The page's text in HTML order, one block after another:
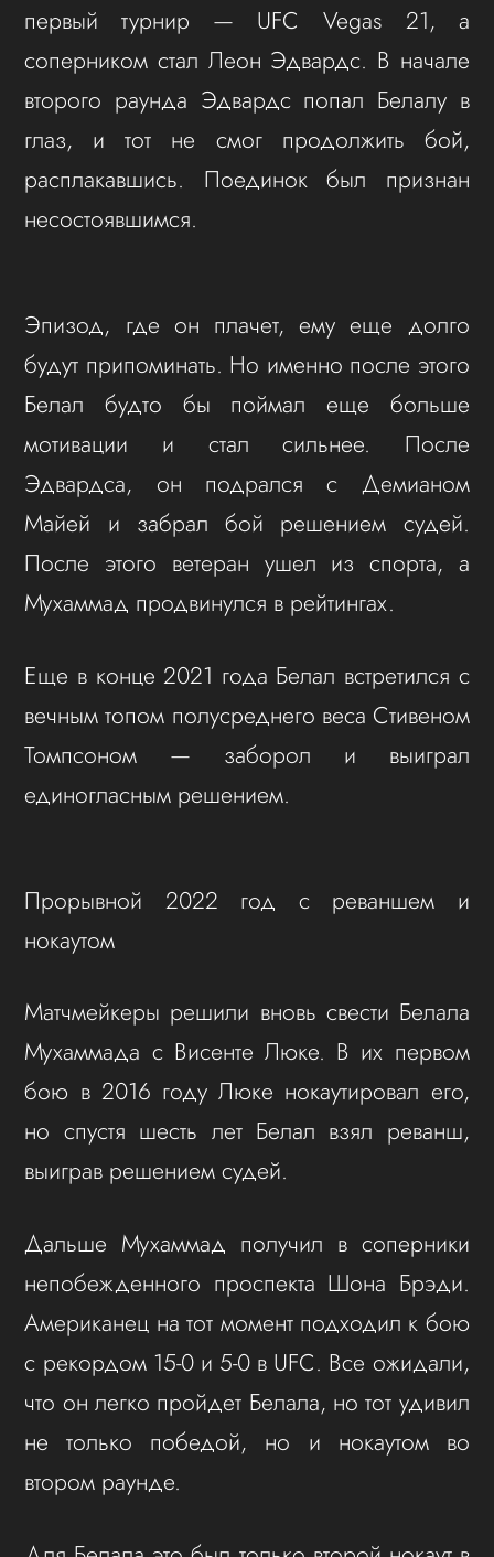
первый турнир — UFC Vegas 21, а
соперником стал Леон Эдвардс. В начале
второго раунда Эдвардс попал Белалу в
глаз, и тот не смог продолжить бой,
расплакавшись. Поединок был признан
несостоявшимся.
Эпизод, где он плачет, ему еще долго
будут припоминать. Но именно после этого
Белал будто бы поймал еще больше
мотивации и стал сильнее. После
Эдвардса, он подрался с Демианом
Майей и забрал бой решением судей.
После этого ветеран ушел из спорта, а
Мухаммад продвинулся в рейтингах.
Еще в конце 2021 года Белал встретился с
вечным топом полусреднего веса Стивеном
Томпсоном — заборол и выиграл
единогласным решением.
Прорывной 2022 год с реваншем и
нокаутом
Матчмейкеры решили вновь свести Белала
Мухаммада с Висенте Люке. В их первом
бою в 2016 году Люке нокаутировал его,
но спустя шесть лет Белал взял реванш,
выиграв решением судей.
Дальше Мухаммад получил в соперники
непобежденного проспекта Шона Брэди.
Американец на тот момент подходил к бою
с рекордом 15-0 и 5-0 в UFC. Все ожидали,
что он легко пройдет Белала, но тот удивил
не только победой, но и нокаутом во
втором раунде.